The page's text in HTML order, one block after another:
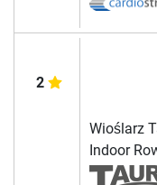
2
Wioślarz
Indoor